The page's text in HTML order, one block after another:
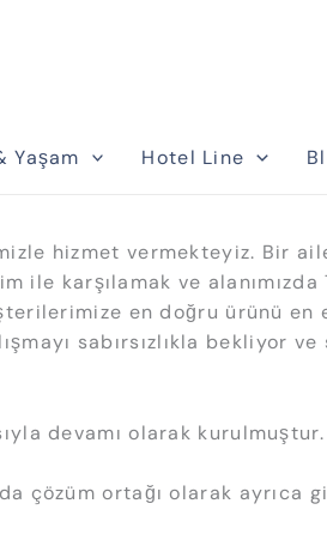
Yaşam Hotel Line
hizmet vermekteyiz. Bir
karşılamak ve
en doğru ürünü
sabırsızlıkla bekliyor ve
devamı olarak kurulmuştur.
çözüm ortağı olarak ayrıca